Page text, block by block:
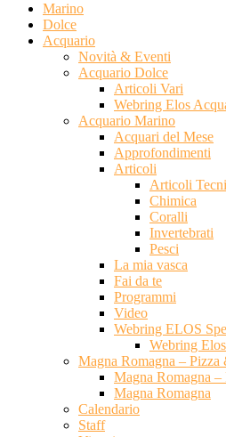
Marino
Dolce
Acquario
Novità & Eventi
Acquario Dolce
Articoli Vari
Webring Elos
Acquario Marino
Acquari del Mese
Approfondimenti
Articoli
Articoli
Chimica
Coralli
Invertebrati
Pesci
La mia vasca
Fai da te
Programmi
Video
Webring ELOS
Webring
Magna Romagna – Pizza
Magna Romagna
Magna Romagna
Calendario
Staff